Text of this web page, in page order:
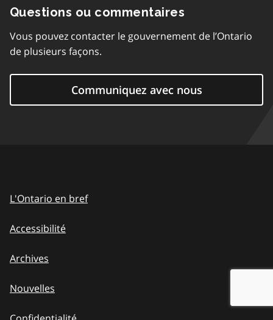
Questions ou commentaires
Vous pouvez contacter le gouvernement de l’Ontario
de plusieurs façons.
Communiquez avec nous
L'Ontario en bref
Accessibilité
Archives
Nouvelles